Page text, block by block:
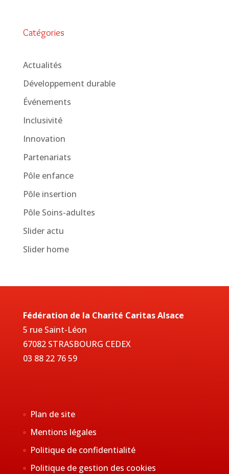
Catégories
Actualités
Développement durable
Événements
Inclusivité
Innovation
Partenariats
Pôle enfance
Pôle insertion
Pôle Soins-adultes
Slider actu
Slider home
Fédération de la Charité Caritas Alsace
5 rue Saint-Léon
67082 STRASBOURG CEDEX
03 88 22 76 59
Plan de site
Mentions légales
Politique de confidentialité
Politique de gestion des cookies